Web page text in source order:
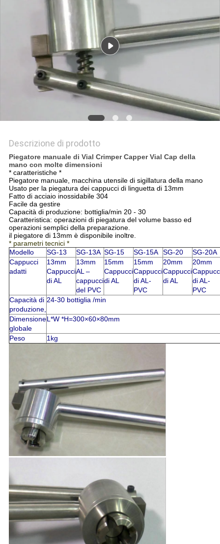
Descrizione di prodotto
Piegatore manuale di Vial Crimper Capper Vial Cap della
mano con molte dimensioni
* caratteristiche *
Piegatore manuale, macchina utensile di sigillatura della mano
Usato per la piegatura dei cappucci di linguetta di 13mm
Fatto di acciaio inossidabile 304
Facile da gestire
Capacità di produzione: bottiglia/min 20 - 30
Caratteristica: operazioni di piegatura del volume basso ed
operazioni semplici della preparazione.
il piegatore di 13mm è disponibile inoltre.
* parametri tecnici *
Modello
SG-13 SG-13A SG-15 SG-15A SG-20
SG-20A
Cappucci
adatti
13mm
Cappucci
di AL
13mm
AL –
cappucci
del PVC
15mm
Cappucci
di AL
15mm
Cappucci
di AL-
PVC
20mm
Cappucci
di AL
20mm
di AL-
PVC
Capacità di
produzione,
24-30 bottiglia /min
Dimensione
globale
L*W *H=300×60×80mm
Peso 1kg